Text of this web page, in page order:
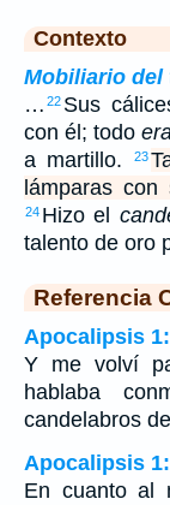
Contexto
Mobiliario del
… 22 Sus
con él; todo
a martillo.
23
lámparas
24 Hizo el
talento de oro
Referencia
Apocalipsis
Y me volví
hablaba
candelabros
Apocalipsis
En cuanto al